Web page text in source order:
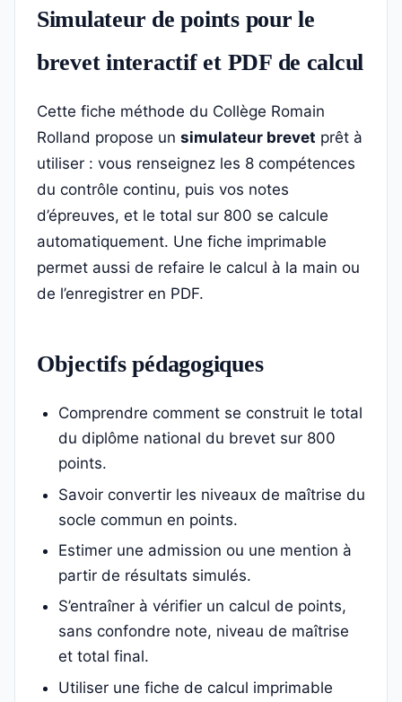
Simulateur de points pour le
brevet interactif et PDF de calcul
Cette fiche méthode du Collège Romain
Rolland propose un simulateur brevet prêt à
utiliser : vous renseignez les 8 compétences
du contrôle continu, puis vos notes
d’épreuves, et le total sur 800 se calcule
automatiquement. Une fiche imprimable
permet aussi de refaire le calcul à la main ou
de l’enregistrer en PDF.
Objectifs pédagogiques
Comprendre comment se construit le total
du diplôme national du brevet sur 800
points.
Savoir convertir les niveaux de maîtrise du
socle commun en points.
Estimer une admission ou une mention à
partir de résultats simulés.
S’entraîner à vérifier un calcul de points,
sans confondre note, niveau de maîtrise
et total final.
Utiliser une fiche de calcul imprimable